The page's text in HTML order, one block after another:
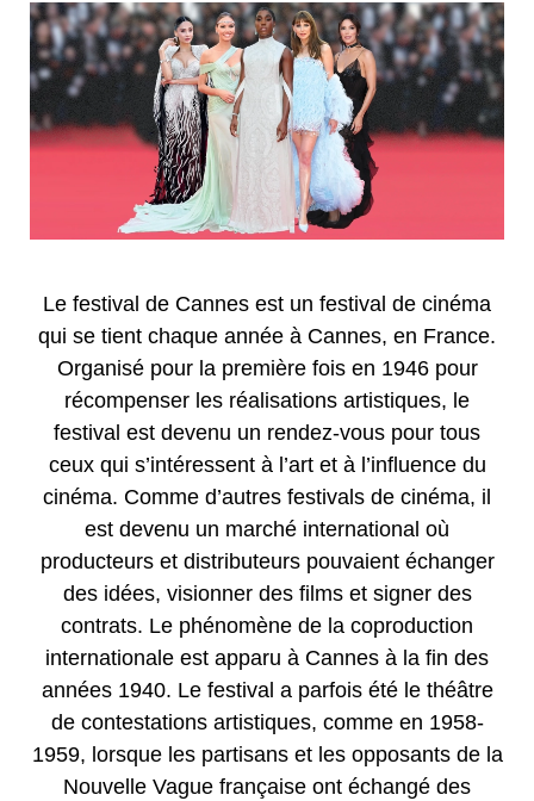
Le festival de Cannes est un festival de cinéma
qui se tient chaque année à Cannes, en France.
Organisé pour la première fois en 1946 pour
récompenser les réalisations artistiques, le
festival est devenu un rendez-vous pour tous
ceux qui s’intéressent à l’art et à l’influence du
cinéma. Comme d’autres festivals de cinéma, il
est devenu un marché international où
producteurs et distributeurs pouvaient échanger
des idées, visionner des films et signer des
contrats. Le phénomène de la coproduction
internationale est apparu à Cannes à la fin des
années 1940. Le festival a parfois été le théâtre
de contestations artistiques, comme en 1958-
1959, lorsque les partisans et les opposants de la
Nouvelle Vague française ont échangé des